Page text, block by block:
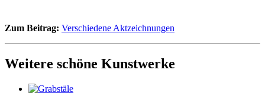
Zum Beitrag: Verschiedene Aktzeichnungen
Weitere schöne Kunstwerke